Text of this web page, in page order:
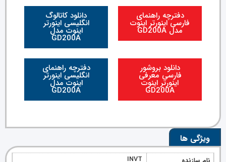
دفترچه راهنمای
فارسی اینورتر اینوت
مدل GD200A
دانلود کاتالوگ
انگلیسی اینورتر
اینوت مدل
GD200A
دانلود بروشور
فارسی معرفی
اینورتر اینوت
GD200A
دفترچه راهنمای
انگلیسی اینورتر
اینوت مدل
GD200A
ویژگی ها
INVT